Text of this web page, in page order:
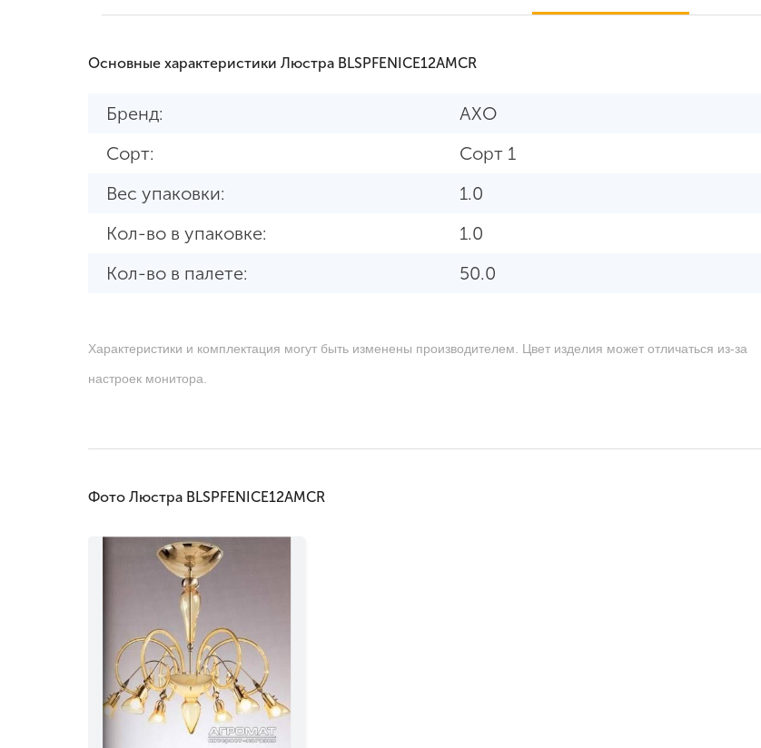
Основные характеристики Люстра BLSPFENICE12AMCR
Бренд:
AXO
Сорт:
Сорт 1
Вес упаковки:
1.0
Кол-во в упаковке:
1.0
Кол-во в палете:
50.0
Характеристики и комплектация могут быть изменены производителем. Цвет изделия может отличаться из-за
настроек монитора.
Фото Люстра BLSPFENICE12AMCR